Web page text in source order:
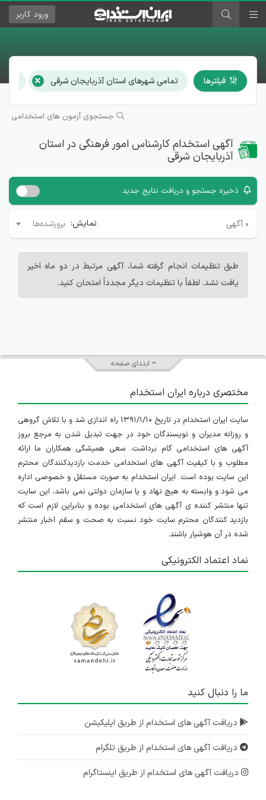
ورود کاربر
فیلترها تمامی شهرهای استان آذربایجان شرقی ×
جستجوی آزمون های استخدامی
آگهی استخدام کارشناس امور فرهنگی در استان
آذربایجان شرقی
ذخیره جستجو و دریافت نتایج جدید
۰ آگهی نمایش: بروزشده‌ها
طبق تنظیمات انجام گرفته شما، آگهی مرتبط در دو ماه اخیر
یافت نشد. لطفاً با تنظیمات دیگر مجدداً امتحان کنید.
ابتدای صفحه
مختصری درباره ایران استخدام
سایت ایران استخدام در تاریخ ۱۳۹۱/۱/۱۰ راه اندازی شد و با تلاش گروهی
و روزانه مدیران و نویسندگان خود در جهت تبدیل شدن به مرجع بروز
آگهی های استخدامی گام برداشت. سعی همیشگی همکاران ما ارائه
مطلوب و با کیفیت آگهی های استخدامی خدمت بازدیدکنندگان محترم
این سایت بوده است. ایران استخدام به صورت مستقل و خصوصی اداره
می شود و وابسته به هیچ نهاد و یا سازمان دولتی نمی باشد، این سایت
تنها منتشر کننده ی آگهی های استخدامی بوده و بنابراین لازم است که
بازدید کنندگان محترم سایت خود نسبت به صحت و سقم اخبار منتشر
شده در آن هوشیار باشند.
نماد اعتماد الکترونیکی
ما را دنبال کنید
دریافت آگهی های استخدام از طریق اپلیکیشن
دریافت آگهی های استخدام از طریق تلگرام
دریافت آگهی های استخدام از طریق اینستاگرام